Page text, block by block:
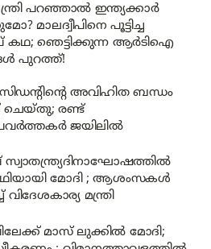
പറഞ്ഞാൽ ഇന്ത്യക്കാർ
മാലദ്വീപിനെ പൂട്ടിച്ച
കഥ; ഞെട്ടിക്കുന്ന ആർടിഐ
പുറത്ത്!
അവിഹിത ബന്ധം
ചെയ്തു; രണ്ട്
ജയിലിൽ
സ്വാതന്ത്ര്യദിനാഘോഷത്തിൽ
മോദി ; ആശംസകൾ
വിദേശകാര്യ മന്ത്രി
മാസ് ലുക്കിൽ മോദി;